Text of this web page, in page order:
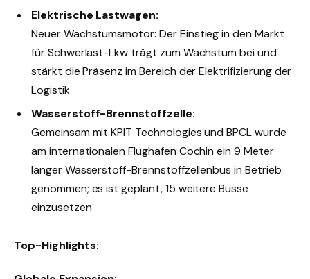
Elektrische Lastwagen:
Neuer Wachstumsmotor: Der Einstieg in den Markt
für Schwerlast-Lkw trägt zum Wachstum bei und
stärkt die Präsenz im Bereich der Elektrifizierung der
Logistik
Wasserstoff-Brennstoffzelle:
Gemeinsam mit KPIT Technologies und BPCL wurde
am internationalen Flughafen Cochin ein 9 Meter
langer Wasserstoff-Brennstoffzellenbus in Betrieb
genommen; es ist geplant, 15 weitere Busse
einzusetzen
Top-Highlights: